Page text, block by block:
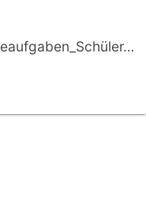
Diagnoseaufgaben_Schüler.pdf